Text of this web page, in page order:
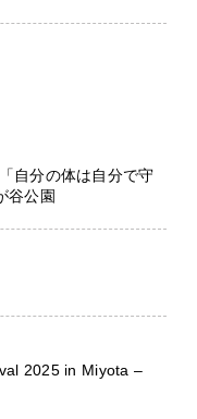
自分の体は自分で守
谷公園
2025 in Miyota –